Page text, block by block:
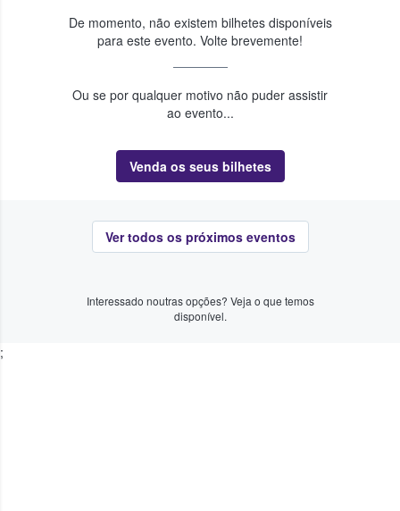
De momento, não existem bilhetes disponíveis
para este evento. Volte brevemente!
Ou se por qualquer motivo não puder assistir
ao evento...
Venda os seus bilhetes
Ver todos os próximos eventos
Interessado noutras opções? Veja o que temos
disponível.
;